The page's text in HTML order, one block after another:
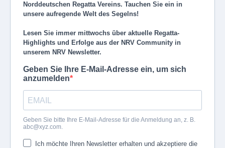
Norddeutschen Regatta Vereins. Tauchen Sie ein in
unsere aufregende Welt des Segelns!
Lesen Sie immer mittwochs über aktuelle Regatta-
Highlights und Erfolge aus der NRV Community in
unserem NRV Newsletter.
Geben Sie Ihre E-Mail-Adresse ein, um sich
anzumelden
Geben Sie bitte Ihre E-Mail-Adresse für die Anmeldung an, z. B.
abc@xyz.com.
Ich möchte Ihren Newsletter erhalten und akzeptiere die